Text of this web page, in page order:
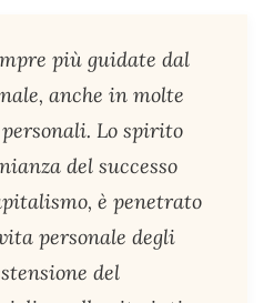
più guidate dal
anche in molte
Lo spirito
del successo
è penetrato
personale degli
del